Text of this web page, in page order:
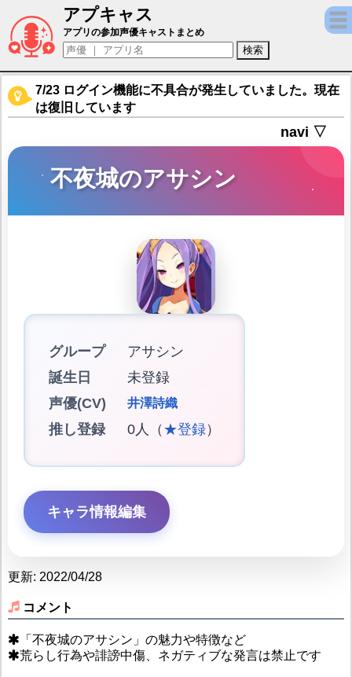
アプキャス
不夜城のアサシン（声優：井澤詩織)【Fate/
アプリの参加声優キャストまとめ
7/23 ログイン機能に不具合が発生していました。現在
は復旧しています
navi ▽
不夜城のアサシン
グループ
アサシン
誕生日
未登録
声優(CV)
井澤詩織
推し登録 0人（ ★登録）
キャラ情報編集
更新: 2022/04/28
コメント
「不夜城のアサシン」の魅力や特徴など
荒らし行為や誹謗中傷、ネガティブな発言は禁止です